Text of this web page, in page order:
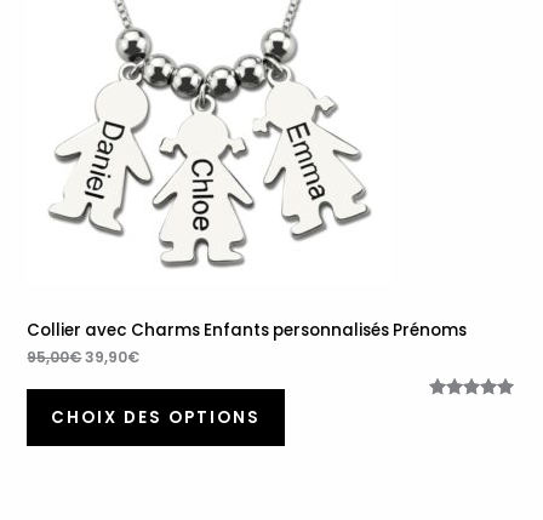
Collier avec Charms Enfants personnalisés Prénoms
95,00€39,90€
CHOIX DES OPTIONS